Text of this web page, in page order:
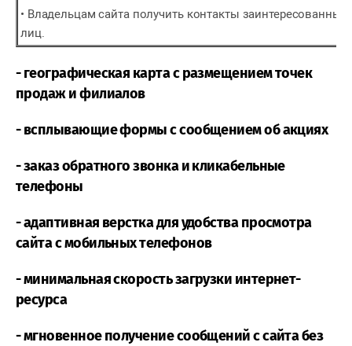
• Владельцам сайта получить контакты заинтересованных
лиц.
- географическая карта с размещением точек
продаж и филиалов
- всплывающие формы с сообщением об акциях
- заказ обратного звонка и кликабельные
телефоны
- адаптивная верстка для удобства просмотра
сайта с мобильных телефонов
- минимальная скорость загрузки интернет-
ресурса
- мгновенное получение сообщений с сайта без